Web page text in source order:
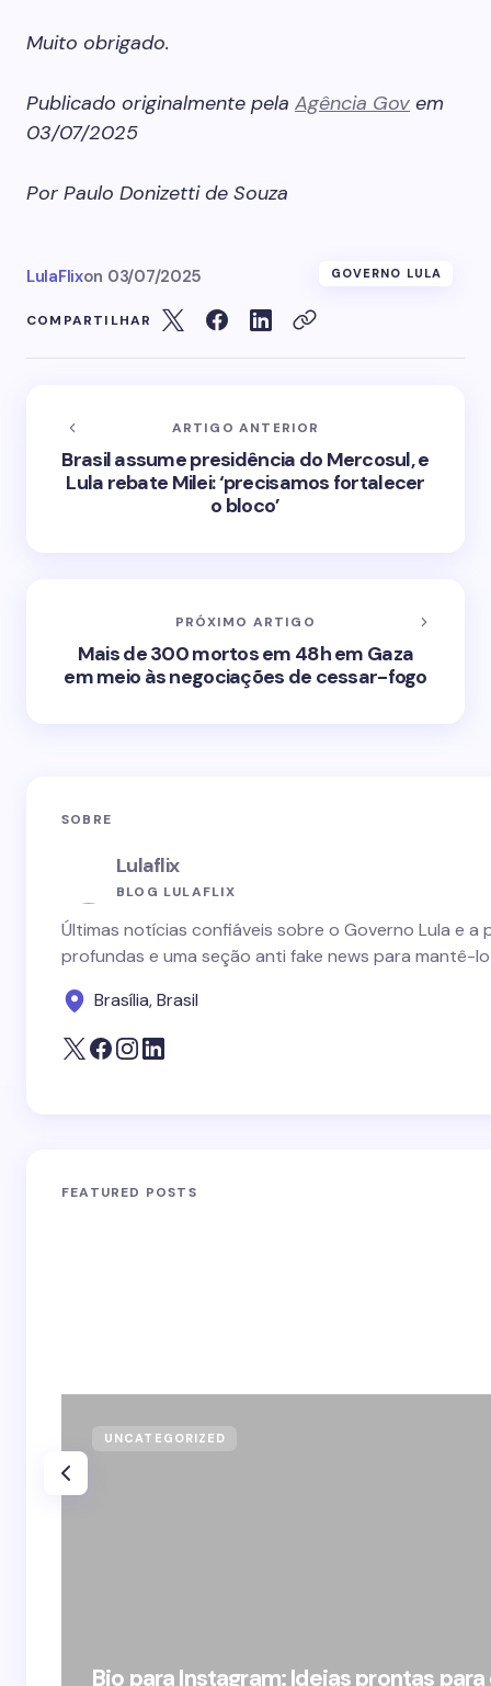
Muito obrigado.
Publicado originalmente pela Agência Gov em
03/07/2025
Por Paulo Donizetti de Souza
LulaFlixon 03/07/2025 GOVERNO LULA
COMPARTILHAR
ARTIGO ANTERIOR
Brasil assume presidência do Mercosul, e
Lula rebate Milei: ‘precisamos fortalecer
o bloco’
PRÓXIMO ARTIGO
Mais de 300 mortos em 48h em Gaza
em meio às negociações de cessar-fogo
SOBRE
Lulaflix
BLOG LULAFLIX
Últimas notícias confiáveis sobre o Governo Lula e
profundas e uma seção anti fake news para mantê-
Brasília, Brasil
FEATURED POSTS
UNCATEGORIZED
Bio para Instagram: Ideias prontas